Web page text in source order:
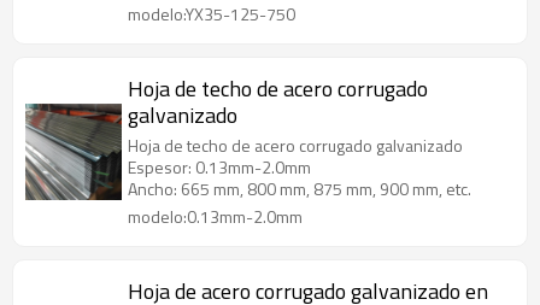
modelo:YX35-125-750
Hoja de techo de acero corrugado
galvanizado
Hoja de techo de acero corrugado galvanizado
Espesor: 0.13mm-2.0mm
Ancho: 665 mm, 800 mm, 875 mm, 900 mm, etc.
modelo:0.13mm-2.0mm
Hoja de acero corrugado galvanizado en